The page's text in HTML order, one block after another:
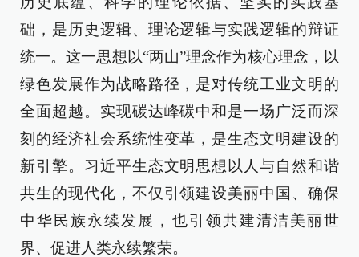
础，是历史逻辑、理论逻辑与实践逻辑的辩证
统一。这一思想以“两山”理念作为核心理念，以
绿色发展作为战略路径，是对传统工业文明的
全面超越。实现碳达峰碳中和是一场广泛而深
刻的经济社会系统性变革，是生态文明建设的
新引擎。习近平生态文明思想以人与自然和谐
共生的现代化，不仅引领建设美丽中国、确保
中华民族永续发展，也引领共建清洁美丽世
界、促进人类永续繁荣。